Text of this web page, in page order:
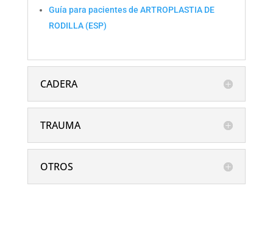
Guía para pacientes de ARTROPLASTIA DE
RODILLA (ESP)
CADERA
TRAUMA
OTROS